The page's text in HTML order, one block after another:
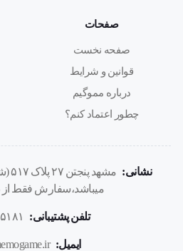
صفحات
صفحه نخست
قوانین و شرایط
درباره مموگیم
چطور اعتماد کنم؟
نشانی:
میباشد،سفارش فقط
تلفن پشتیبانی:
ایمیل: